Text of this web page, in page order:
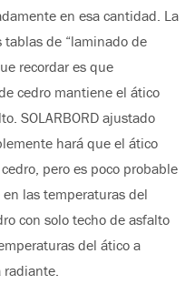
en esa cantidad. La
tablas de “laminado de
recordar es que
cedro mantiene el ático
SOLARBORD ajustado
hará que el ático
pero es poco probable
las temperaturas del
con solo techo de asfalto
del ático a
radiante.